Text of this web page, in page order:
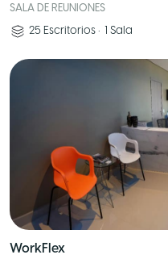
SALA DE REUNIONES
25 Escritorios • 1 Sala
WorkFlex